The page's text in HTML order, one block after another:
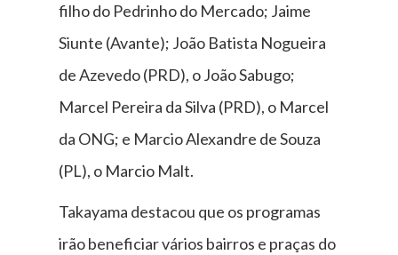
filho do Pedrinho do Mercado; Jaime
Siunte (Avante); João Batista Nogueira
de Azevedo (PRD), o João Sabugo;
Marcel Pereira da Silva (PRD), o Marcel
da ONG; e Marcio Alexandre de Souza
(PL), o Marcio Malt.
Takayama destacou que os programas
irão beneficiar vários bairros e praças do